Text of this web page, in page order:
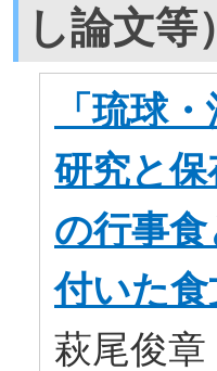
し論文等
「琉球
研究と
の行事
付いた
萩尾俊